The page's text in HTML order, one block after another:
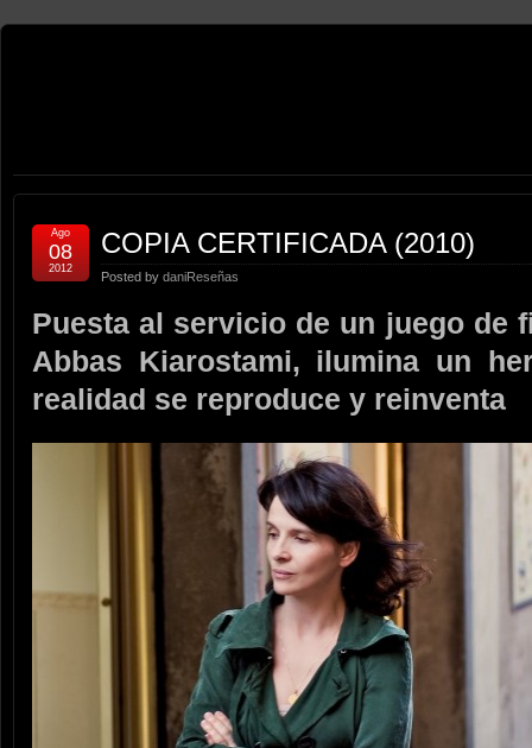
COPIA CERTIFICADA (2010)
Posted by daniReseñas
Ago
08
2012
Puesta al servicio de un juego de
Abbas Kiarostami, ilumina un
realidad se reproduce y reinventa